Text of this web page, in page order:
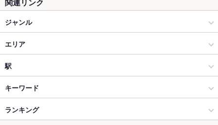
貸切 貸切可 ：13名様より承ります。まずはご相談下さい。
夜景がきれ
いなお席
あり
Wi-Fi あり
バリアフリ
ジャンル
イタリアン・フレンチ
イタリアン
長崎市 × イタリアン・フレンチ
長崎市 × イタリアン
エリア
浜町・中通り
浜町・中通り × イタリアン・フレンチ
浜町・中通り × イタリアン
駅
観光通駅
市役所駅
キーワード
エビ料理 カルボナーラ
ランキング